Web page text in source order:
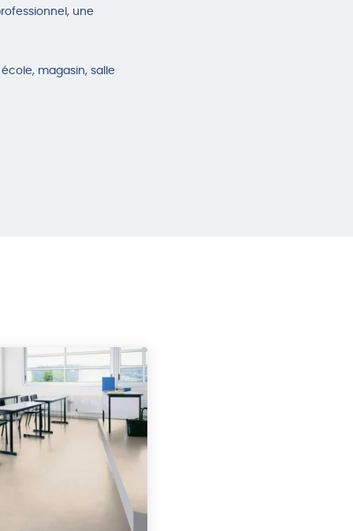
une
magasin, salle